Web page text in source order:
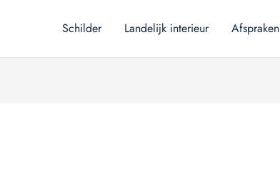
Schilder Landelijk interieur Afspraken